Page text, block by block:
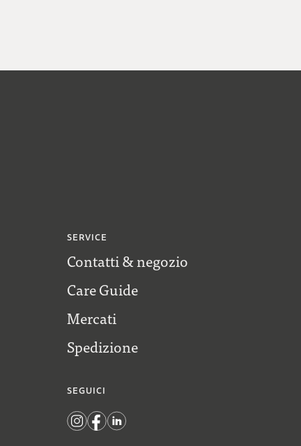
SERVICE
Contatti & negozio
Care Guide
Mercati
Spedizione
SEGUICI